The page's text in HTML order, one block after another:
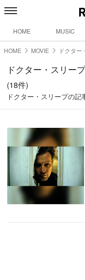
HOME MUSIC
HOME MOVIE ドクター
ドクター・スリー
(18件)
ドクター・スリープの